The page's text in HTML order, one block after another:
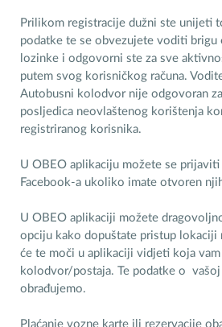
Prilikom registracije dužni ste unijeti
podatke te se obvezujete voditi
lozinke i odgovorni ste za sve
putem svog korisničkog računa.
Autobusni kolodvor nije odgovoran
posljedica neovlaštenog korištenja
registriranog korisnika.
U OBEO aplikaciju možete se
Facebook-a ukoliko imate otvoren
U OBEO aplikaciji možete
opciju kako dopuštate pristup lokaciji
će te moči u aplikaciji vidjeti koja
kolodvor/postaja. Te podatke o
obrađujemo.
Plaćanje vozne karte ili rezervacije